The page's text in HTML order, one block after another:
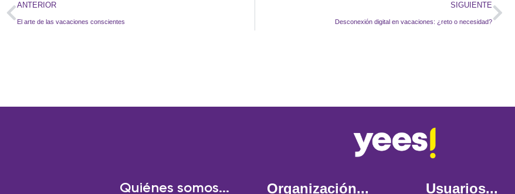
ANTERIOR
El arte de las vacaciones conscientes
SIGUIENTE
Desconexión digital en vacaciones: ¿reto o necesidad?
Quiénes somos... Organización... Usuarios...